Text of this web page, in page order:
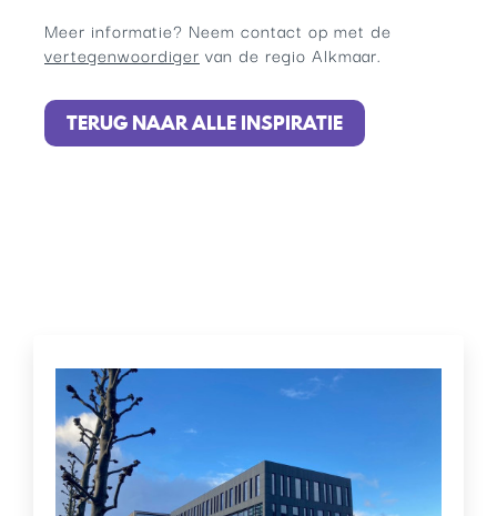
Meer informatie? Neem contact op met de
vertegenwoordiger van de regio Alkmaar.
TERUG NAAR ALLE INSPIRATIE